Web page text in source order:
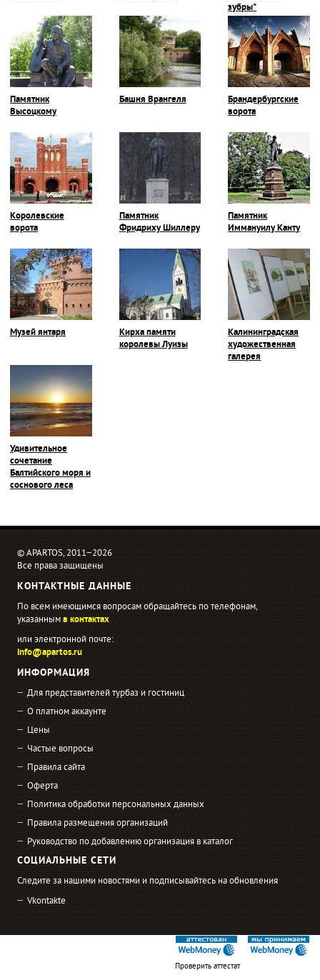
зубры"
Памятник
Высоцкому
Башня Врангеля
Брандербургские
ворота
Королевские
ворота
Памятник
Фридриху Шиллеру
Памятник
Иммануилу Канту
Музей янтаря
Кирха памяти
королевы Луизы
Калининградская
художественная
галерея
Удивительное
сочетание
Балтийского моря и
соснового леса
© APARTOS, 2011−2026
Все права защищены
КОНТАКТНЫЕ ДАННЫЕ
По всем имеющимся вопросам обращайтесь по телефонам,
указаннымв контактах
или электронной почте:
info@apartos.ru
ИНФОРМАЦИЯ
Для представителей турбаз и гостиниц
О платном аккаунте
Цены
Частые вопросы
Правила сайта
Оферта
Политика обработки персональных данных
Правила размещения организаций
Руководство по добавлению организация в каталог
СОЦИАЛЬНЫЕ СЕТИ
Следите за нашими новостями и подписывайтесь на обновления
Vkontakte
Проверить аттестат